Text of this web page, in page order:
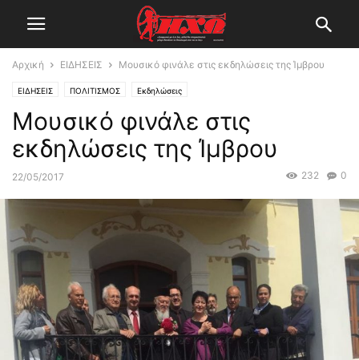
Αρχική ΕΙΔΗΣΕΙΣ Μουσικό φινάλε στις εκδηλώσεις της Ίμβρου
ΕΙΔΗΣΕΙΣ ΠΟΛΙΤΙΣΜΟΣ Εκδηλώσεις
Μουσικό φινάλε στις
εκδηλώσεις της Ίμβρου
22/05/2017 0
232